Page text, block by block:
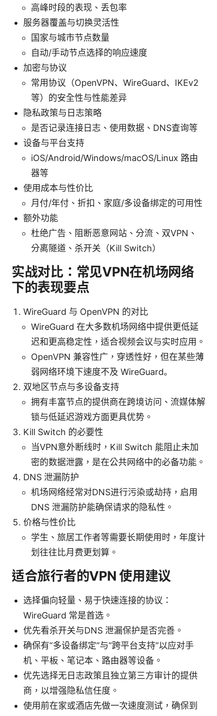
高峰时段的表现、丢包率
服务器覆盖与切换灵活性
国家与城市节点数量
自动/手动节点选择的响应速度
加密与协议
常用协议（OpenVPN、WireGuard、IKEv2
等）的安全性与性能差异
隐私政策与日志策略
是否记录连接日志、使用数据、DNS查询等
设备与平台支持
iOS/Android/Windows/macOS/Linux 路由
器等
使用成本与性价比
月付/年付、折扣、家庭/多设备绑定的可用性
额外功能
杜绝广告、阻断恶意网站、分流、双VPN、
分离隧道、杀开关（Kill Switch）
实战对比：常见VPN在机场网络
下的表现要点
WireGuard 与 OpenVPN 的对比
WireGuard 在大多数机场网络中提供更低延
迟和更高稳定性，适合视频会议与实时应用。
OpenVPN 兼容性广，穿透性好，但在某些薄
弱网络环境下速度不及 WireGuard。
双地区节点与多设备支持
拥有丰富节点的提供商在跨境访问、流媒体解
锁与低延迟游戏方面更具优势。
Kill Switch 的必要性
当VPN意外断线时，Kill Switch 能阻止未加
密的数据泄露，是在公共网络中的必备功能。
DNS 泄漏防护
机场网络经常对DNS进行污染或劫持，启用
DNS 泄漏防护能确保请求的隐私性。
价格与性价比
学生、旅居工作者等需要长期使用时，年度计
划往往比月费更划算。
适合旅行者的VPN 使用建议
选择偏向轻量、易于快速连接的协议：
WireGuard 常是首选。
优先看杀开关与DNS 泄漏保护是否完善。
确保有“多设备绑定”与“跨平台支持”以应对手
机、平板、笔记本、路由器等设备。
优先选择无日志政策且独立第三方审计的提供
商，以增强隐私信任度。
使用前在家或酒店先做一次速度测试，确保到